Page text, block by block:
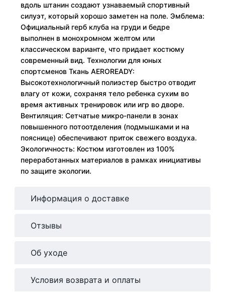
вдоль штанин создают узнаваемый спортивный
силуэт, который хорошо заметен на поле. Эмблема:
Официальный герб клуба на груди и бедре
выполнен в монохромном желтом или
классическом варианте, что придает костюму
современный вид. Технологии для юных
спортсменов Ткань AEROREADY:
Высокотехнологичный полиэстер быстро отводит
влагу от кожи, сохраняя тело ребенка сухим во
время активных тренировок или игр во дворе.
Вентиляция: Сетчатые микро-панели в зонах
повышенного потоотделения (подмышками и на
пояснице) обеспечивают приток свежего воздуха.
Экологичность: Костюм изготовлен из 100%
переработанных материалов в рамках инициативы
по защите экологии.
Информация о доставке
Отзывы
Об уходе
Условия возврата и оплаты